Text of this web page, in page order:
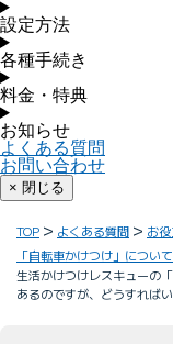
設定方法
各種手続き
料金・特典
お知らせ
よくある質問
お問い合わせ
× 閉じる
TOP よくある質問 お
「自転車かけつけ」について
生活かけつけレスキューの
あるのですが、どうすれば